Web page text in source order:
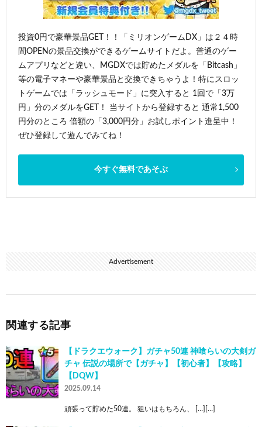
投資0円で豪華景品GET！！「ミリオンゲームDX」は２４時
間OPENの景品交換ができるゲームサイトだよ。普通のゲー
ムアプリなどと違い、MGDXでは貯めたメダルを「Bitcash」
等の電子マネーや豪華景品と交換できちゃうよ！特にスロッ
トゲームでは「ラッシュモード」に突入すると 1回で「3万
円」分のメダルをGET！ 当サイトから登録すると 通常1,500
円分のところ 倍額の「3,000円分」お試しポイント進呈中！
ぜひ登録して遊んでみてね！
今すぐ無料であそぶ
Advertisement
関連する記事
【ドラクエウォーク】ガチャ50連 神喰らいの大剣ガ
チャ 伝説の場所で【ガチャ】【初心者】【攻略】
【DQW】
2025.09.14
頑張って貯めた50連。 狙いはもちろん、 […][…]